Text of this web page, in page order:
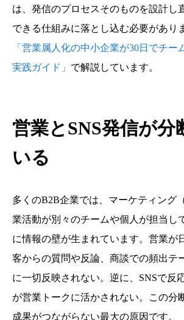
は、発信のプロセスそのものを設計し
できる仕組みに落とし込む必要があり
「営業属人化の中小企業が30日でチー
実践ガイド」 で解説しています。
営業とSNS発信が分
いる
多くのB2B企業では、マーケティング
業活動が別々のチームや個人が担当し
に情報の壁が生まれています。営業が
客からの質問や反論、商談での頻出テ
に一切反映されない。逆に、SNSで反
が営業トークに活かされない。この分
成果がつながらない最大の原因です。